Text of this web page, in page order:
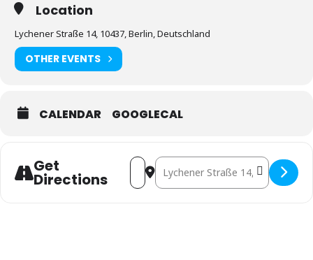
Location
Lychener Straße 14, 10437, Berlin, Deutschland
OTHER EVENTS
CALENDAR GOOGLECAL
Get
Directions
Address - Berlin: Marc mit BiOS
Destination Address - Berlin: